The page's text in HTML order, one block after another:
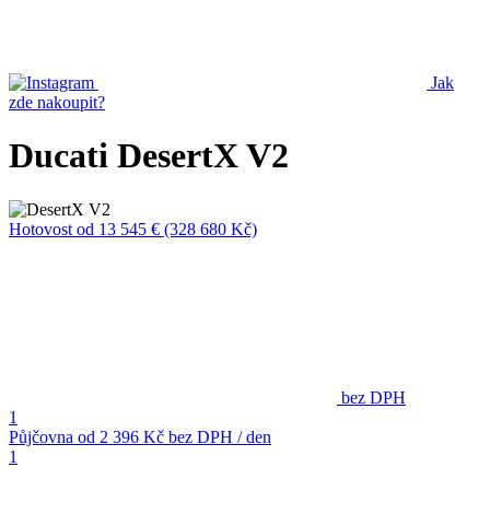
Jak
zde nakoupit?
Ducati DesertX V2
Hotovost od 13 545 € (328 680 Kč)
bez DPH
1
Půjčovna od 2 396 Kč bez DPH / den
1